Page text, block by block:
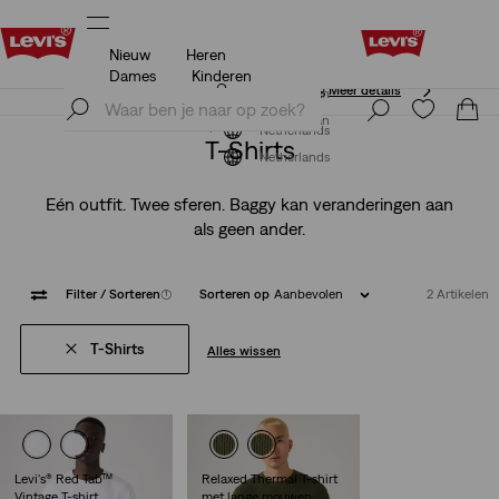
Unidays: Studenten krijgen 20% korting
Meld je nu aan
Netherlands
Nieuw
Heren
Dames
Kinderen
Unidays: Studenten krijgen 20% kortingMeer details
Meld je nu aan
Netherlands
T-Shirts
Eén outfit. Twee sferen. Baggy kan veranderingen aan
als geen ander.
Filter / Sorteren(1) Sorteren op Aanbevolen 2 Artikelen
T-Shirts Alles wissen
Levi's® Red Tab™
Relaxed Thermal T-shirt